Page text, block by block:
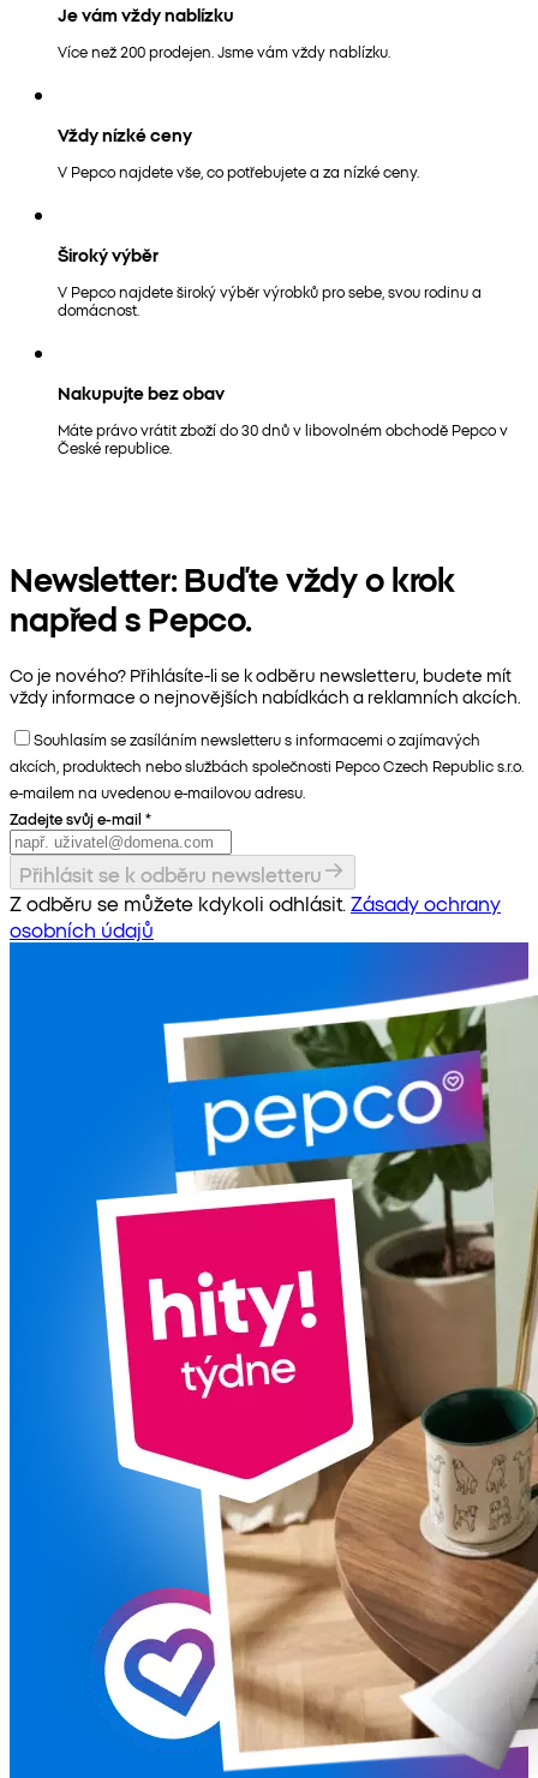
Je vám vždy nablízku
Více než 200 prodejen. Jsme vám vždy nablízku.
Vždy nízké ceny
V Pepco najdete vše, co potřebujete a za nízké ceny.
Široký výběr
V Pepco najdete široký výběr výrobků pro sebe, svou rodinu a
domácnost.
Nakupujte bez obav
Máte právo vrátit zboží do 30 dnů v libovolném obchodě Pepco v
České republice.
Newsletter: Buďte vždy o krok
napřed s Pepco.
Co je nového? Přihlásíte-li se k odběru newsletteru, budete mít
vždy informace o nejnovějších nabídkách a reklamních akcích.
Souhlasím se zasíláním newsletteru s informacemi o zajímavých
akcích, produktech nebo službách společnosti Pepco Czech Republic s.r.o.
e-mailem na uvedenou e-mailovou adresu.
Zadejte svůj e-mail *
Přihlásit se k odběru newsletteru
Z odběru se můžete kdykoli odhlásit. Zásady ochrany
osobních údajů